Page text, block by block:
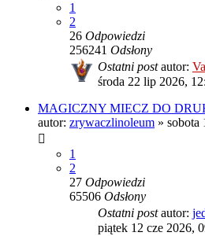
1
2
26 Odpowiedzi
256241 Odsłony
Ostatni postautor:
środa 22 lip 2026,
MAGICZNY MIECZ DO
autor: zrywaczlinoleum » sobota
1
2
27 Odpowiedzi
65506 Odsłony
Ostatni postautor:
piątek 12 cze 2026,